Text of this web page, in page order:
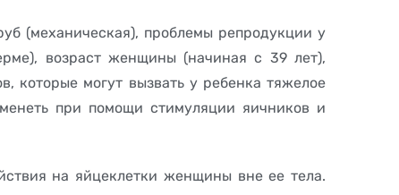
(механическая), проблемы репродукции у
возраст женщины (начиная с 39 лет),
которые могут вызвать у ребенка тяжелое
при помощи стимуляции яичников и
на яйцеклетки женщины вне ее тела.